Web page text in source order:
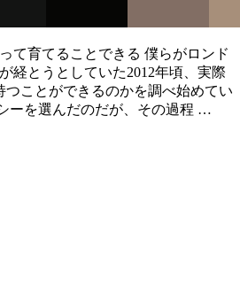
て育てることできる 僕らがロンド
経とうとしていた2012年頃、実際
つことができるのかを調べ始めてい
ーを選んだのだが、その過程 …